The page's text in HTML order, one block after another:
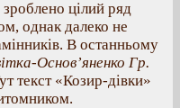
зроблено цілий ряд
однак далеко не
В останньому
Основ’яненко Гр.
текст «Козир-дівки»